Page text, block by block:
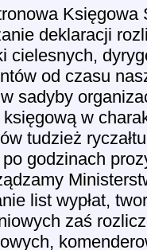
Księgowa
deklaracji
cielesnych,
od czasu
sadyby
księgową w
tudzież
godzinach
list wypłat,
zaś